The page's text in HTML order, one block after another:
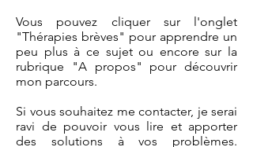
Vous pouvez cliquer sur l'onglet
"Thérapies brèves" pour apprendre un
peu plus à ce sujet ou encore sur la
rubrique "A propos" pour découvrir
mon parcours.
Si vous souhaitez me contacter, je serai
ravi de pouvoir vous lire et apporter
des solutions à vos problèmes.